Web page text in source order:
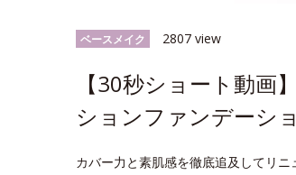
ベースメイク 2807 view
【30秒ショート動画
ションファンデーシ
カバー力と素肌感を徹底追及してリ